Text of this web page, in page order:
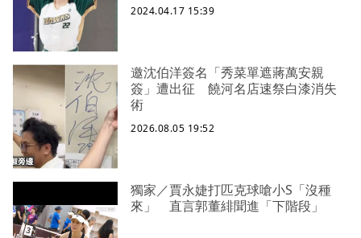
2024.04.17 15:39
邀沈伯洋簽名「秀菜單遮蔣萬安親
簽」遭出征 饒河名店速祭白漆消失
術
2026.08.05 19:52
獨家／賈永婕打匹克球嗆小S「沒種
來」 直言郭董緋聞進「下階段」